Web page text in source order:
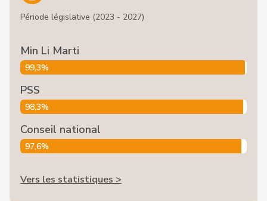
Période législative (2023 - 2027)
Min Li Marti
99,3%
PSS
98,3%
Conseil national
97,6%
Vers les statistiques >